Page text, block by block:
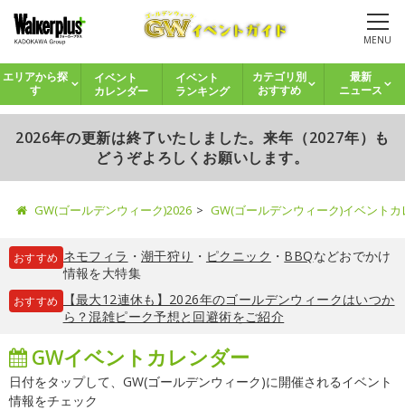
MENU
エリアから探
す
イベント
カレンダー
イベント
ランキング
カテゴリ別
おすすめ
最新
ニュース
2026年の更新は終了いたしました。来年（2027年）も
どうぞよろしくお願いします。
GW(ゴールデンウィーク)2026 GW(ゴールデンウィーク)イベント
おすすめ ネモフィラ ・ 潮干狩り ・ ピクニック ・ BBQなどおでかけ
情報を大特集
おすすめ
【最大12連休も】2026年のゴールデンウィークはいつか
ら？混雑ピーク予想と回避術をご紹介
GWイベントカレンダー
日付をタップして、GW(ゴールデンウィーク)に開催されるイベント
情報をチェック